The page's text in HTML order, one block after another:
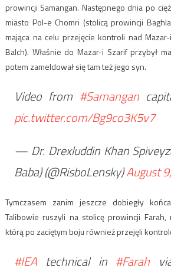
prowincji Samangan. Następnego dnia po
miasto Pol-e Chomri (stolicą prowincji
mająca na celu przejęcie kontroli nad
Balch). Właśnie do Mazar-i Szarif przybył
potem zameldował się tam też jego syn.
Video from #Samangan
pic.twitter.com/Bg9co3K5v7
— Dr. Drexluddin Khan
Baba) (@RisboLensky)August
Tymczasem zanim jeszcze dobiegły
Talibowie ruszyli na stolicę prowincji
którą po zaciętym boju również przejęli
#IEAtechnical in #Farah